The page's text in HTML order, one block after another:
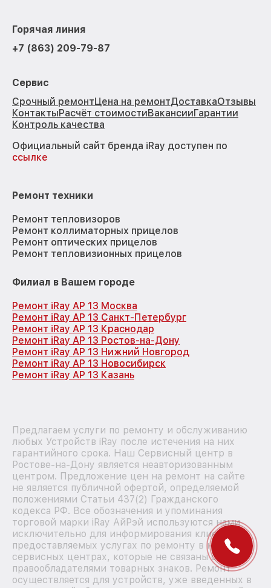
Горячая линия
+7 (863) 209-79-87
Сервис
Срочный ремонтЦена на ремонтДоставкаОтзывы
КонтактыРасчёт стоимостиВакансииГарантии
Контроль качества
Официальный сайт бренда iRay доступен по
ссылке
Ремонт техники
Ремонт тепловизоров
Ремонт коллиматорных прицелов
Ремонт оптических прицелов
Ремонт тепловизионных прицелов
Филиал в Вашем городе
Ремонт iRay AP 13 Москва
Ремонт iRay AP 13 Санкт-Петербург
Ремонт iRay AP 13 Краснодар
Ремонт iRay AP 13 Ростов-на-Дону
Ремонт iRay AP 13 Нижний Новгород
Ремонт iRay AP 13 Новосибирск
Ремонт iRay AP 13 Казань
Предлагаем услуги по ремонту и обслуживанию
любых Устройств iRay после истечения на них
гарантийного срока. Наш Сервисный центр в
Ростове-на-Дону является неавторизованным
центром. Предложение цен на ремонт на сайте
не является публичной офертой, определяемой
положениями Статьи 437(2) Гражданского
кодекса РФ. Все обозначения и упоминания
торговой марки iRay АйРэй используются нами
исключительно для информирования клиентов о
предоставляемых услугах по ремонту в наших
сервисных центрах, которые не связаны с
правообладателями товарных знаков. Ремонт
осуществляется для устройств, уже введенных в